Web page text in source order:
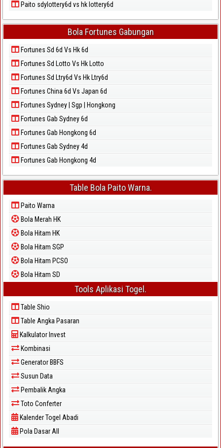
Paito sdylottery6d vs hk lottery6d
Bola Fortunes Gabungan
Fortunes Sd 6d Vs Hk 6d
Fortunes Sd Lotto Vs Hk Lotto
Fortunes Sd Ltry6d Vs Hk Ltry6d
Fortunes China 6d Vs Japan 6d
Fortunes Sydney | Sgp | Hongkong
Fortunes Gab Sydney 6d
Fortunes Gab Hongkong 6d
Fortunes Gab Sydney 4d
Fortunes Gab Hongkong 4d
Table Bola Paito Warna.
Paito Warna
Bola Merah HK
Bola Hitam HK
Bola Hitam SGP
Bola Hitam PCSO
Bola Hitam SD
Tools Aplikasi Togel.
Table Shio
Table Angka Pasaran
Kalkulator Invest
Kombinasi
Generator BBFS
Susun Data
Pembalik Angka
Toto Conferter
Kalender Togel Abadi
Pola Dasar All